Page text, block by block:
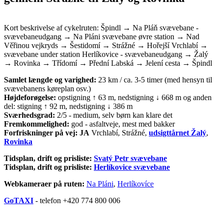
Kort beskrivelse af cykelruten: Špindl → Na Pláň svævebane -
svævebaneudgang → Na Pláni svævebane øvre station → Nad
Věřinou vejkryds → Šestidomí → Strážné → Hořejší Vrchlabí →
svævebane under station Herlíkovice - svævebaneudgang → Žalý
→ Rovinka → Třídomí → Přední Labská → Jelení cesta → Špindl
Samlet længde og varighed: 23 km / ca. 3-5 timer (med hensyn til
svævebanens køreplan osv.)
Højdeforøgelse: opstigning ↑ 63 m, nedstigning ↓ 668 m og anden
del: stigning ↑ 92 m, nedstigning ↓ 386 m
Sværhedsgrad: 2/5 - medium, selv børn kan klare det
Fremkommelighed: god - asfaltveje, mest med bakker
Forfriskninger på vej: JA Vrchlabí, Strážné, udsigttårnet Žalý,
Rovinka
Tidsplan, drift og prisliste: Svatý Petr svævebane
Tidsplan, drift og prisliste: Herlíkovice svævebane
Webkameraer på ruten: Na Pláni, Herlíkovíce
GoTAXI - telefon +420 774 800 006